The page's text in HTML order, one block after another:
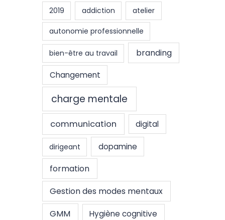
2019 addiction atelier
autonomie professionnelle
bien-être au travail branding
Changement
charge mentale
communication digital
dirigeant dopamine
formation
Gestion des modes mentaux
GMM
Hygiène cognitive